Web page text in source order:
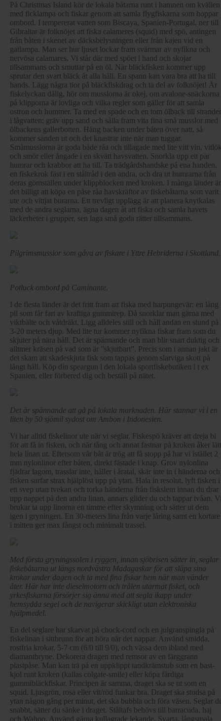
På Christmas Island kör de lokala båtarna runt i hamnen om kvällen
med ficklampa och fiskar genom att samla flygfiskarna som hoppar
ombord. I tempererat vatten som Biscaya, Spanien-Portugal, ner till
Gibraltar är folknöjet att fiska calameres (squid) med spö, antingen
från båten i skenet av däcksbelysningen eller från kajen vid en
gatlampa. Man ser hur ljuset lockar fram svärmar av nyfikna och
nervösa calamares. Vi står där med spöet i hand och skojar
tillsammans och smuttar på en öl. När bläckfisken kommer upp
sprutar den svart bläck åt alla håll. En spann kan vara bra att ha till
hands. Lägg några tior på bläckfiskdrag och ta del av folknöjet! Är
fiskelyckan dålig, hör om musslorna är okej, om avalone-snäckorna
på klipporna är lovliga och vilka regler som gäller för att samla
ostron och hummer. Ta med en spade och en tom ölback till
i lågvatten; gräv upp sand och sålla fram vita fina små musslor med
ölbackens gallerbotten. Häng backen under båten över natt, så
kommer sanden ut och det knastrar inte när man tuggar.
Småmusslorna är goda både råa och tillagade med lite vitt vin,
och smör eller ångade i en skvätt havsvatten. Snorkla upp ett par
humrar och krabbor att ha till. Ta trädgårdshandske på ena handen,
en fiskekrok fäst i en ståltråd i den andra, och dra ut humrarna från
deras gömställen under klippblocken med kroken. I många länder är
det billigt att köpa en påse råa havskräftor av fiskebåtarna som varit
ute och vittjat burarna. Ett trevligt upplägg är att planera knytkalas
med de andra seglarna, ägna dagen åt att fiska och samla havets
läckerheter i grupper, sen laga små goda rätter tillsammans.
Pilgrimsmusslor som gåva av fiskare i Yttre Hebriderna i Skottland.
Potluck ombord på Caminante.
I de flesta länder är det fritt fram att fiska med harpungevär: en lång
pil som får fart av kraftiga gummirep. Då snorklar man gärna med
viktbälte och våtdräkt. Ligg alldeles still och håll andan en stund på
3-20 meters djup. Med lite tur kommer nyfikna fiskar fram som du
skjuter på nära håll. Det är spännande och man blir snart duktig och
alltmer kräsen på vad som är ”skjutbart”. Precis som i annan jakt är
det skam att skadeskjuta fisk som tappas genom slarviga skott på
långt håll. Köp din speargun i den lokala sportfiskebutiken i t ex
Spanien, eller förbered dig och beställ på nätet.
Det är spännande att gå på lokala marknaden. Här stannar vi i en
liten by 50 sjömil sydost om Ambon i Indonesien.
Vi har alltid fiskelinor ute när vi seglar. Fiskespö kräver att dreja bi
för att få in fisken, och när tång och annat fastnar på kroken åker lätt
hela linan ut. Eftersom vår båt är trög att få stopp på har vi istället 2
mm nylonlinor efter båten, direkt fästade i knap. Grov nylonlina
fjädrar lagom, trasslar inte, håller i åratal, skär inte in i händerna och
fisken surfar strax hjälplöst upp på ytan. Hala in resolut, lyft fisken i
ett svep utan tvekan och torka händerna från fiskslem innan du drar
upp nappet på den andra linan, annars glider du och tappar tvåan.
brukar ta upp linorna en timme efter skymning och sätter ut dem
igen i gryningen. En 30-meters lina från varje låring samt en kortare
i mitten ger max fångst och minimalt trassel.
Med första gryningssolen i ryggen, innan sjöbrisen sätter in, seglar
fiskebåtarna ut längs nordvästra Madagaskar för att släpa sina
krokar under dagen och ta med fina fiskar hem när man vänder
åter. Här har inte dieselmotorn och trålen utarmat fisket, och
yrkesfiskarna försörjer sig ännu med att segla ikapp under
hemsydda segel och de navigerar skickligt utan elektroniska
hjälpmedel.
En del seglare har skarvat på chock-cord och en julgranspingla på
fiskelinan i sittbrunn för att höra när det nappar. Använd smidda,
rostfria krokar, 5-7 cm (6/0 till 9/0), och vässa dem ibland med
diamantbryne. Dekorera dragen med remsor av en färggrann
plastpåse. Man kan trä på en uppklippt tandkrämstub som en bast-
kjol runt kroken (kallas colgate-smile) eller köpa färdiga
gummibläckfiskar. Principen är samma, draget ska se ut som en
squid. Ljusgrön, rosa eller vit/röd funkar bra. Draget ska studsa på
ytan någon gång per minut, det ska bubbla och föra väsen. Seglar
snabbt, sätter du sänke i draget. Ståltafs behövs till barracuda, haj
och Wahoo. Använd gärna kullagrade lekande. Svarta, långsmala